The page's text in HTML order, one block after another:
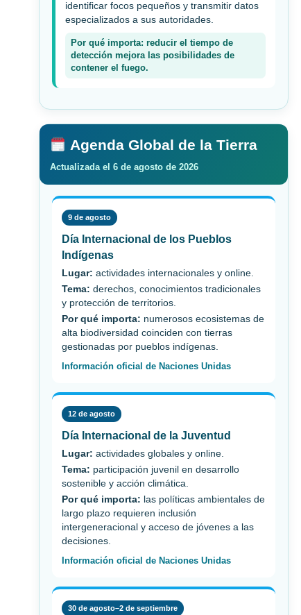
identificar focos pequeños y transmitir datos
especializados a sus autoridades.
Por qué importa: reducir el tiempo de
detección mejora las posibilidades de
contener el fuego.
Agenda Global de la Tierra
Actualizada el 6 de agosto de 2026
9 de agosto
Día Internacional de los Pueblos
Indígenas
Lugar: actividades internacionales y online.
Tema: derechos, conocimientos tradicionales
y protección de territorios.
Por qué importa: numerosos ecosistemas de
alta biodiversidad coinciden con tierras
gestionadas por pueblos indígenas.
Información oficial de Naciones Unidas
12 de agosto
Día Internacional de la Juventud
Lugar: actividades globales y online.
Tema: participación juvenil en desarrollo
sostenible y acción climática.
Por qué importa: las políticas ambientales de
largo plazo requieren inclusión
intergeneracional y acceso de jóvenes a las
decisiones.
Información oficial de Naciones Unidas
30 de agosto–2 de septiembre